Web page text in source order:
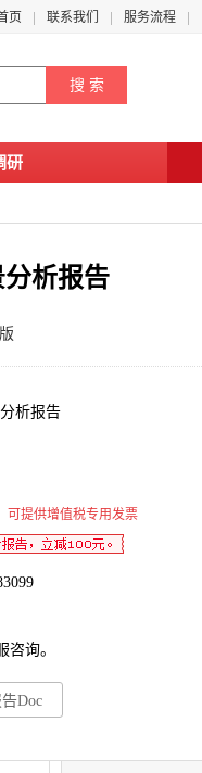
页 联系我们 服务流程
研
分析报告
析报告
可提供增值税专用发票
询。
告Doc